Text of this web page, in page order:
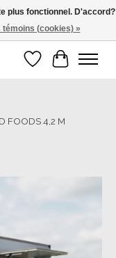
Liste dePanier
FOODS 4,2 M
plus fonctionnel. D'accord?
témoins (cookies) »